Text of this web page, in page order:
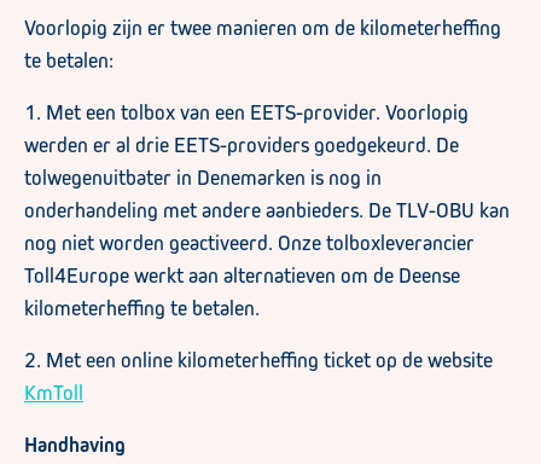
Voorlopig zijn er twee manieren om de kilometerheffing
te betalen:
1. Met een tolbox van een EETS-provider. Voorlopig
werden er al drie EETS-providers goedgekeurd. De
tolwegenuitbater in Denemarken is nog in
onderhandeling met andere aanbieders. De TLV-OBU kan
nog niet worden geactiveerd. Onze tolboxleverancier
Toll4Europe werkt aan alternatieven om de Deense
kilometerheffing te betalen.
2. Met een online kilometerheffing ticket op de website
KmToll
Handhaving